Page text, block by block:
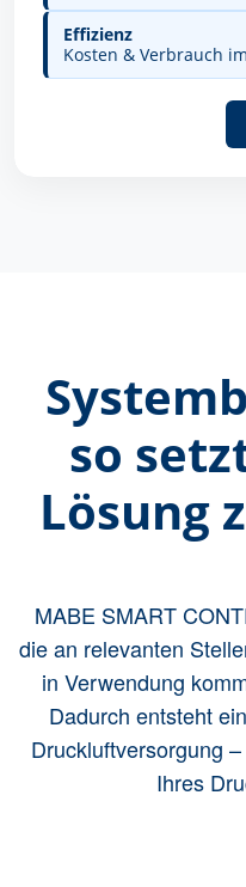
Effizienz
Kosten & Verbrauch
Paket 3: + Kompressorsteuerung so
Lösung
MABE SMART
die an relevanten
in Verwendung
Dadurch entsteht
Druckluftversorgung
Ihres